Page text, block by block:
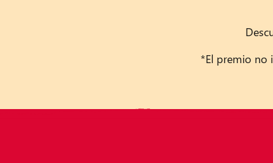
*El premio no
Formulario Seguro de